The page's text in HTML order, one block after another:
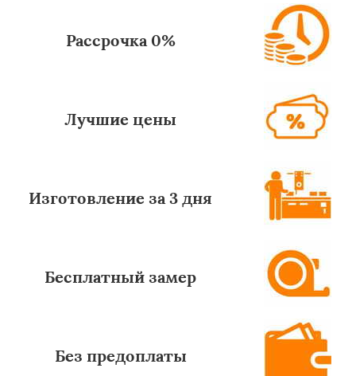
Рассрочка 0%
Лучшие цены
Изготовление за 3 дня
Бесплатный замер
Без предоплаты